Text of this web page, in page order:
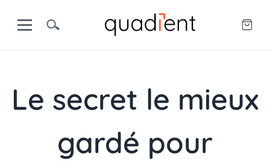
Le secret le mieux
gardé pour